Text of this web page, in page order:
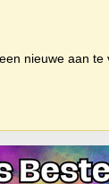
nieuwe aan te